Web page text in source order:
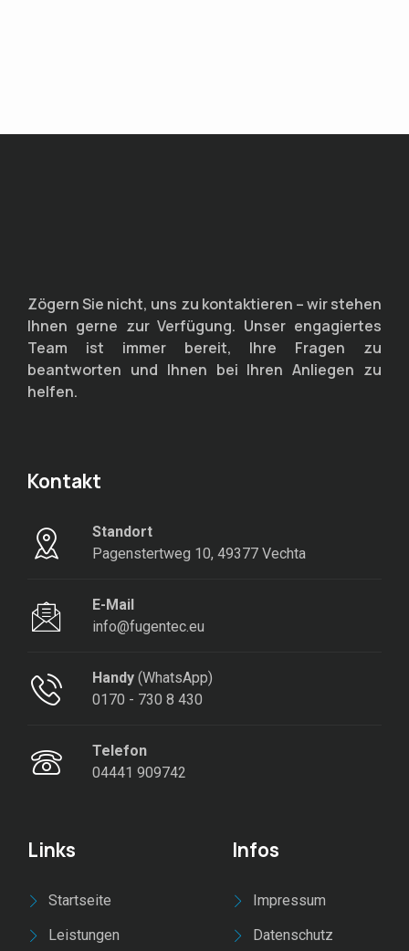
Zögern Sie nicht, uns zu kontaktieren – wir stehen
Ihnen gerne zur Verfügung. Unser engagiertes
Team ist immer bereit, Ihre Fragen zu
beantworten und Ihnen bei Ihren Anliegen zu
helfen.
Kontakt
Standort
Pagenstertweg 10, 49377 Vechta
E-Mail
info@fugentec.eu
Handy(WhatsApp)
0170 - 730 8 430
Telefon
04441 909742
Links
Startseite
Leistungen
Infos
Impressum
Datenschutz